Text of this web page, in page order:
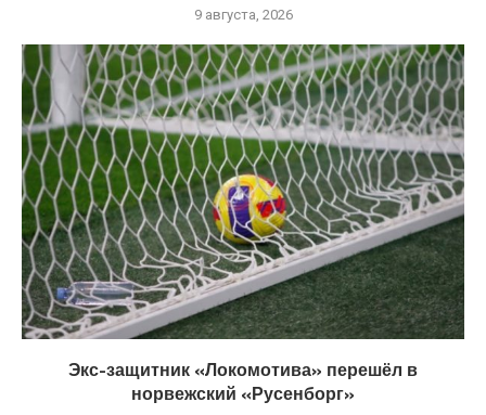
9 августа, 2026
Экс-защитник «Локомотива» перешёл в
норвежский «Русенборг»